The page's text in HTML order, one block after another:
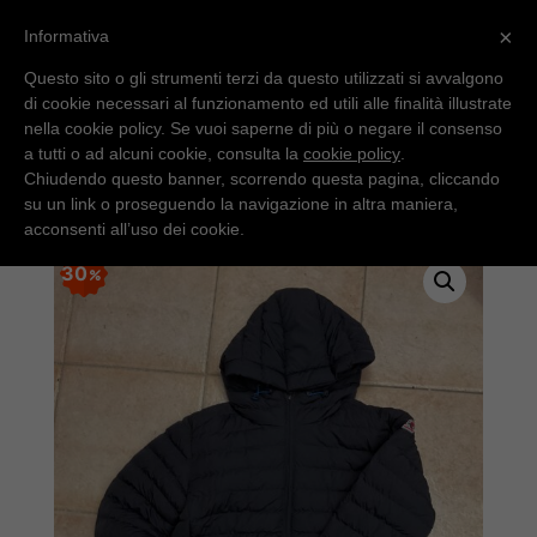
Home/Junior/ Piumino blu Invicta
30
×
Informativa
Questo sito o gli strumenti terzi da questo utilizzati si avvalgono
di cookie necessari al funzionamento ed utili alle finalità illustrate
nella cookie policy. Se vuoi saperne di più o negare il consenso
a tutti o ad alcuni cookie, consulta la cookie policy
Chiudendo questo banner, scorrendo questa pagina, cliccando
su un link o proseguendo la navigazione in altra maniera,
acconsenti all’uso dei cookie.